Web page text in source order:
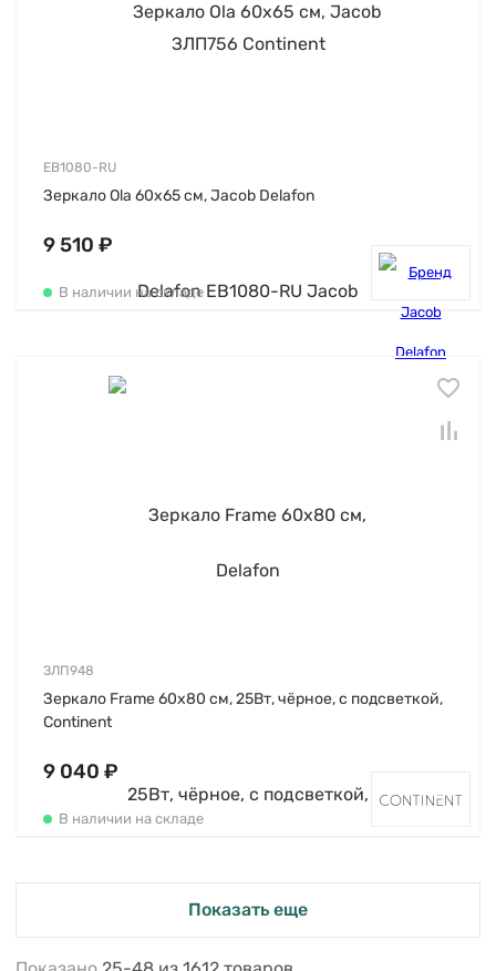
EB1080-RU
Зеркало Ola 60х65 см, Jacob Delafon
9 510 ₽
В наличии на складе
ЗЛП948
Зеркало Frame 60х80 см, 25Вт, чёрное, с подсветкой,
Continent
9 040 ₽
В наличии на складе
Показать еще